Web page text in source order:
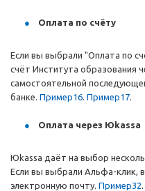
Оплата по счёту
Если вы выбрали "Оплата по
счёт Института образования
самостоятельной
банке. Пример16. Пример17.
Оплата через Юkassa
Юkassa даёт на выбор
Если вы выбрали Альфа-клик,
электронную почту. Пример32